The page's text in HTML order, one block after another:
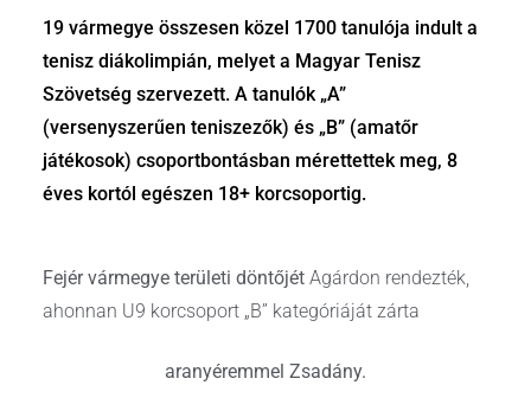
19 vármegye összesen közel 1700 tanulója indult a
tenisz diákolimpián, melyet a Magyar Tenisz
Szövetség szervezett. A tanulók „A”
(versenyszerűen teniszezők) és „B” (amatőr
játékosok) csoportbontásban mérettettek meg, 8
éves kortól egészen 18+ korcsoportig.
Fejér vármegye területi döntőjét Agárdon rendezték,
ahonnan U9 korcsoport „B” kategóriáját zárta
aranyéremmel Zsadány.